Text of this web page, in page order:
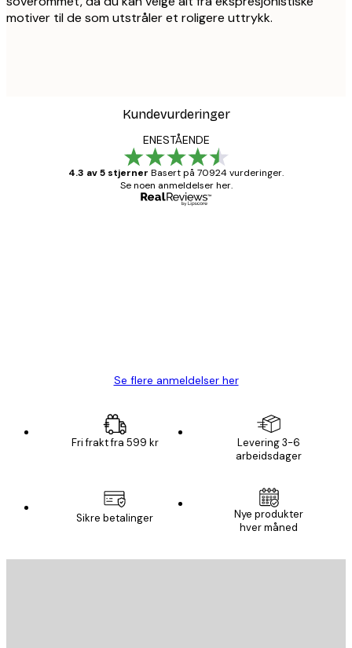
motiver til de som utstråler et roligere uttrykk.
Kundevurderinger
ENESTÅENDE
4.3 av 5 stjerner Basert på 70924 vurderinger.
Se noen anmeldelser her.
Se flere anmeldelser her
Fri frakt fra 599 kr
Levering 3-6
arbeidsdager
Sikre betalinger
Nye produkter
hver måned